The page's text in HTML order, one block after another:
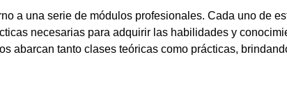
a una serie de módulos profesionales. Cada uno de
necesarias para adquirir las habilidades y
abarcan tanto clases teóricas como prácticas,